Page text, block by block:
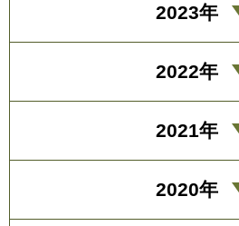
2023年
2022年
2021年
2020年